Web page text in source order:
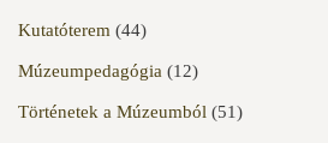
Kutatóterem (44)
Múzeumpedagógia (12)
Történetek a Múzeumból (51)